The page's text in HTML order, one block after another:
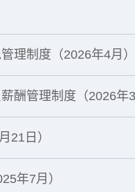
理制度（2026年4月）
酬管理制度（2026年
21日）
年7月）